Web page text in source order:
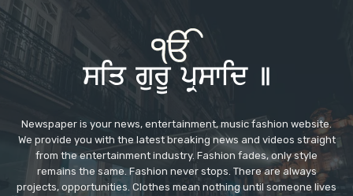
Newspaper is your news, entertainment, music fashion website.
We provide you with the latest breaking news and videos straight
from the entertainment industry. Fashion fades, only style
remains the same. Fashion never stops. There are always
projects, opportunities. Clothes mean nothing until someone lives